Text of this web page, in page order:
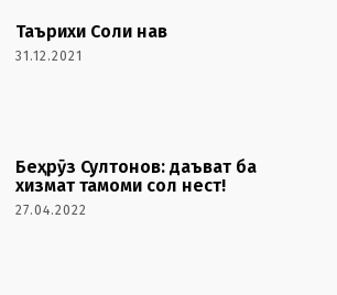
Таърихи Соли нав
31.12.2021
Беҳрӯз Султонов: даъват ба
хизмат тамоми сол нест!
27.04.2022